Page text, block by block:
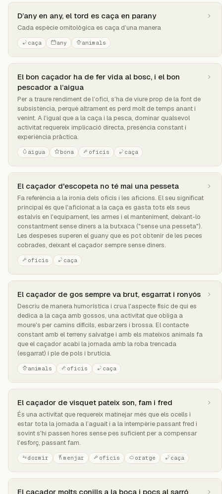
D’any en any, el tord es caça en parany
Cada espècie ornitològica es caça d’una manera
caça any animals
El bon caçador ha de fer vida al bosc, i el bon
pescador a l’aigua
Per a traure rendiment de l’ofici, s’ha de viure prop de la font de
subsistència, perquè altrament es perd molt de temps anant i
venint. A l'igual que a la caça i la pesca, dominar qualsevol
activitat requereix implicació directa, presència constant i
experiència pràctica.
aigua bona oficis caça
El caçador d'escopeta no té mai una pesseta
Fa referència a la ironia dels oficis i les aficions. El seu significat
principal és que l'aficionat a la caça es gasta tots els seus
estalvis en l'equipament, les armes i el manteniment, deixant-lo
constantment sense diners a la butxaca ("sense una pesseta").
Les despeses superen el guany que es pot obtenir de les peces
cobrades, deixant el caçador sempre sense diners.
oficis caça
El caçador de gos sempre va brut, esgarrat i ronyós
Descriu de manera humorística i crua l'aspecte físic de qui es
dedica a la caça amb gossos, una activitat que obliga a
moure's per camins difícils, esbarzers i brossa. El contacte
constant amb el terreny salvatge i amb els mateixos animals fa
que el caçador acabi la jornada amb la roba trencada
(esgarrat) i ple de pols i brutícia.
animals oficis caça
El caçador de visquet pateix son, fam i fred
És una activitat que requereix matinejar més que els ocells i
estar tota la jornada a l’aguait i a la intempèrie passant fred i
sovint s'hi passen hores sense pes suficient per a compensar
l'esforç, passant fam.
dormir menjar oficis oratge caça
El caçador molts conills a la boca i pocs al sarró